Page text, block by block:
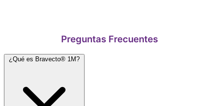
Preguntas Frecuentes
¿Qué es Bravecto® 1M?